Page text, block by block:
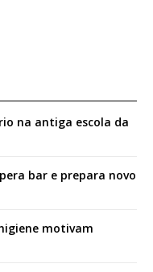
na antiga escola da
bar e prepara novo
motivam